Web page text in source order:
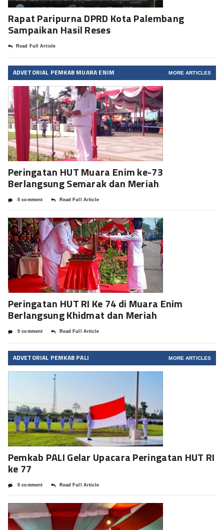
Rapat Paripurna DPRD Kota Palembang
Sampaikan Hasil Reses
Read Full Article
ADVETORIAL PEMKAB MUARA ENIM MORE ARTICLES
Peringatan HUT Muara Enim ke-73
Berlangsung Semarak dan Meriah
0 comment Read Full Article
Peringatan HUT RI Ke 74 di Muara Enim
Berlangsung Khidmat dan Meriah
0 comment Read Full Article
ADVETORIAL PEMKAB PALI MORE ARTICLES
Pemkab PALI Gelar Upacara Peringatan HUT RI
ke 77
0 comment Read Full Article